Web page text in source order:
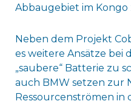
Abbaugebiet im Kongo
Neben dem Projekt
es weitere Ansätze bei
„saubere“ Batterie zu
auch BMW setzen zur
Ressourcenströmen